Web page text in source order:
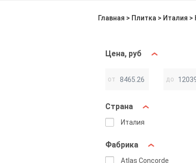
Главная > Плитка > Италия >
Цена, руб
Страна
Италия
Фабрика
Atlas Concorde